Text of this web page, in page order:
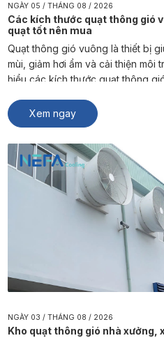
NGÀY 05 / THÁNG 08 / 2026
Các kích thước quạt thông gió
quạt tốt nên mua
Quạt thông gió vuông là thiết bị
mùi, giảm hơi ẩm và cải thiện môi
hiểu các kích thước quạt thông
Quạt thông gió vuông là […]
Xem ngay
NGÀY 03 / THÁNG 08 / 2026
Kho quạt thông gió nhà xưởng,